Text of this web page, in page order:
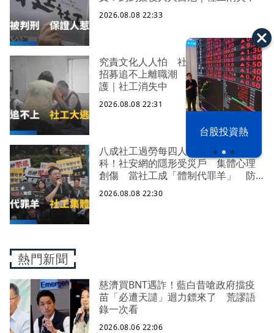
台股投資熱
2026.08.08 22:33
究責文化人人怕 社福缺口拉警報
招募追不上離職潮 低薪過勞誰來守
護｜社工消失中
2026.08.08 22:31
八成社工過勞每四人有一人求助身心
科！社安網的隱形受災戶 集體心理
創傷 當社工成「體制代罪羊」 防
禦性社工不敢多做無奈趨勢？耗竭殆
盡下的社安網危機｜社工消失中
2026.08.08 22:30
熱門新聞
慈濟買BNT遇詐！藍白昔嗆政府擋疫
苗「必遭天譴」迴力鏢來了 荒謬語
錄一次看
2026.08.06 22:06